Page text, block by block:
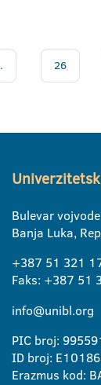
26
Bulevar
Banja Luka,
+387 51 321
Faks: +387 51
info@unibl.org
PIC broj:
ID broj:
Erazmus kod: